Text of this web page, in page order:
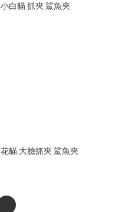
小白貓 抓夾 鯊魚夾
花貓 大臉抓夾 鯊魚夾